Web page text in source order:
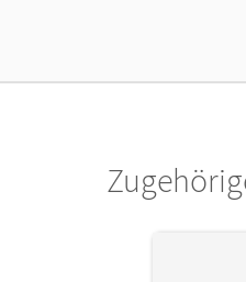
ein Jahr lang ergänzend
Cornelsen Verlag